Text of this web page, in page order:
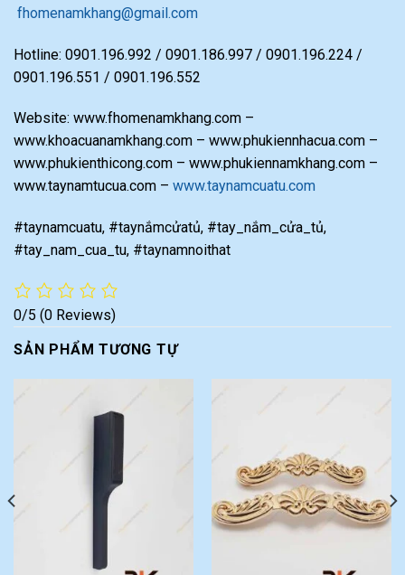
fhomenamkhang@gmail.com
Hotline: 0901.196.992 / 0901.186.997 / 0901.196.224 /
0901.196.551 / 0901.196.552
Website: www.fhomenamkhang.com –
www.khoacuanamkhang.com – www.phukiennhacua.com –
www.phukienthicong.com – www.phukiennamkhang.com –
www.taynamtucua.com – www.taynamcuatu.com
#taynamcuatu, #taynắmcửatủ, #tay_nắm_cửa_tủ,
#tay_nam_cua_tu, #taynamnoithat
0/5 (0 Reviews)
SẢN PHẨM TƯƠNG TỰ